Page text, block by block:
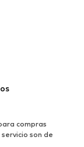
compras
son de